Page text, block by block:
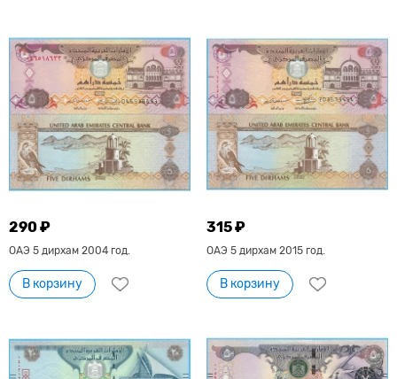
290 ₽
ОАЭ 5 дирхам 2004 год.
В корзину
315 ₽
ОАЭ 5 дирхам 2015 год.
В корзину